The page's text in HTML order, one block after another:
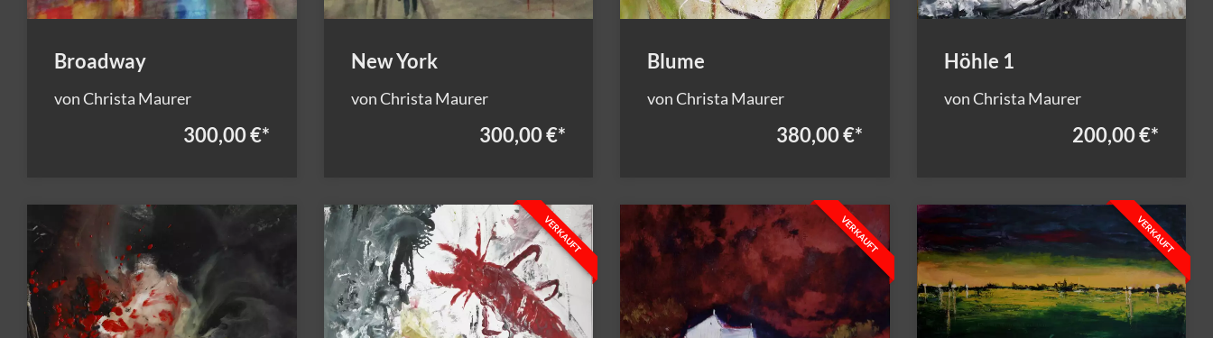
Broadway
von Christa Maurer
300,00 €*
New York
von Christa Maurer
300,00 €*
Blume
von Christa Maurer
380,00 €*
Höhle 1
von Christa Maurer
200,00 €*
VERKAUFT VERKAUFT VERKAUFT